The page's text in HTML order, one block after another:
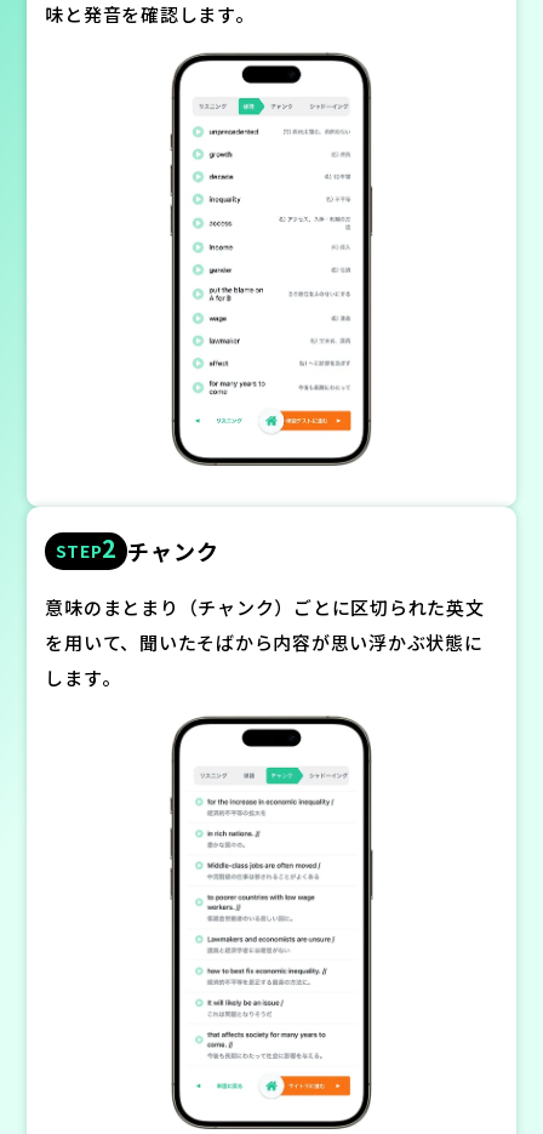
味と発音を確認します。
STEP2 チャンク
意味のまとまり（チャンク）ごとに区切られた英文
を用いて、聞いたそばから内容が思い浮かぶ状態に
します。